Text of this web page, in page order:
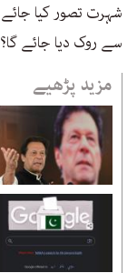
شہرت تصور کیا جائے
سے روک دیا جائے گا؟
مزید پڑھیے